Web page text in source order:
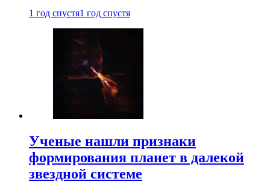
1 год спустя1 год спустя
Ученые нашли признаки
формирования планет в далекой
звездной системе